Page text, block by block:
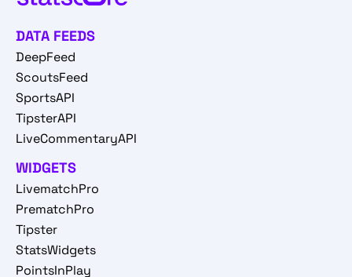
DATA FEEDS
DeepFeed
ScoutsFeed
SportsAPI
TipsterAPI
LiveCommentaryAPI
WIDGETS
LivematchPro
PrematchPro
Tipster
StatsWidgets
PointsInPlay